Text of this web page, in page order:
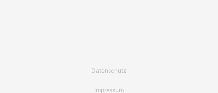
Datenschutz
Impressum